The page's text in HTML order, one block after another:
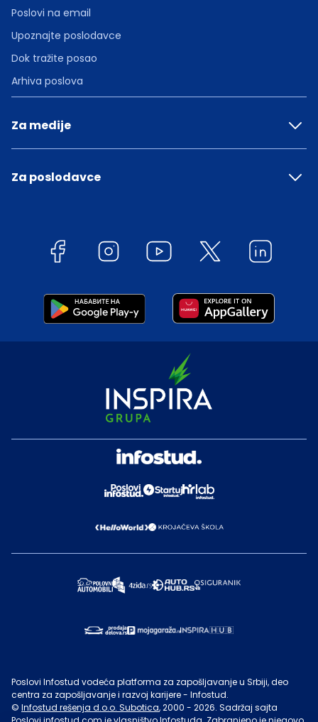
Poslovi na email
Upoznajte poslodavce
Dok tražite posao
Arhiva poslova
Za medije
Za poslodavce
Poslovi Infostud vodeća platforma za zapošljavanje u Srbiji, deo
centra za zapošljavanje i razvoj karijere - Infostud.
© Infostud rešenja d.o.o. Subotica, 2000 - 2026. Sadržaj sajta